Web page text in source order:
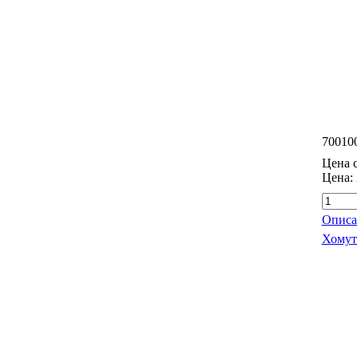
Цена
Цена: